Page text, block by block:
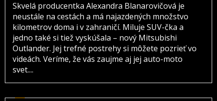
Skvelá producentka Alexandra Blanarovičová je
neustále na cestách a má najazdených množstvo
kilometrov doma i v zahraničí. Miluje SUV-čka a
jedno také si tiež vyskúšala – nový Mitsubishi
Outlander. Jej trefné postrehy si môžete pozrieť vo
videách. Veríme, že vás zaujme aj jej auto-moto
svet....